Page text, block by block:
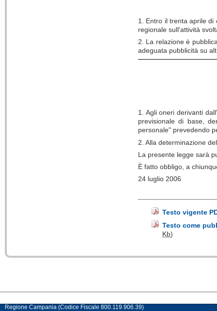
1. Entro il trenta aprile di
regionale sull'attività
2. La relazione è
adeguata pubblicità su
1. Agli oneri derivanti
previsionale di base,
personale" prevedendo
2. Alla determinazione
La presente legge sarà
È fatto obbligo, a
24 luglio 2006
Testo vigente
Testo come
Kb)
Regione Campania (Codice Fiscale 800.119.906.39)